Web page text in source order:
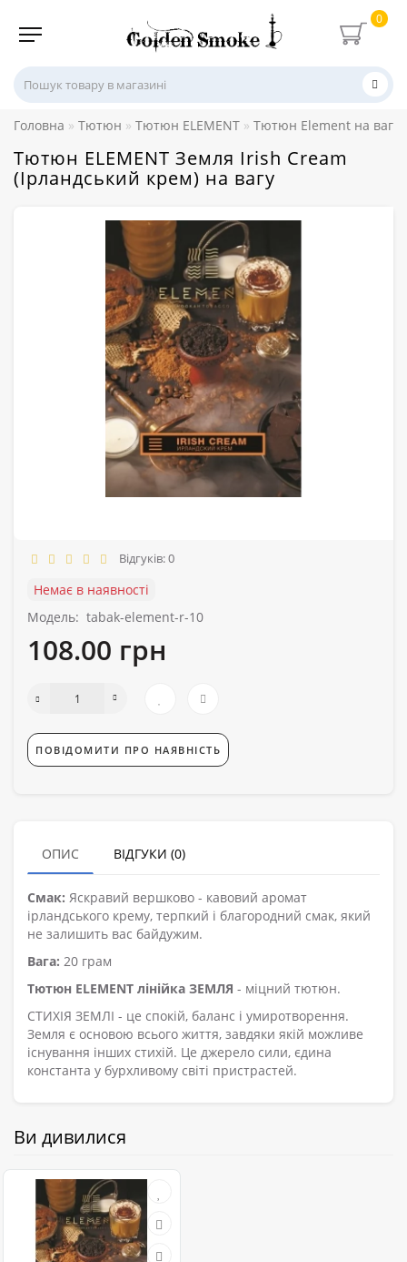
0
Головна Тютюн Тютюн ELEMENT Тютюн Element на вагу
Тютюн ELEMENT Земля Irish Cream
(Ірландський крем) на вагу
Відгуків: 0
Немає в наявності
Модель: tabak-element-r-10
108.00 грн
ПОВІДОМИТИ ПРО НАЯВНІСТЬ
ОПИС ВІДГУКИ (0)
Смак: Яскравий вершково - кавовий аромат
ірландського крему, терпкий і благородний смак, який
не залишить вас байдужим.
Вага: 20 грам
Тютюн ELEMENT лінійка ЗЕМЛЯ - міцний тютюн.
СТИХІЯ ЗЕМЛІ - це спокій, баланс і умиротворення.
Земля є основою всього життя, завдяки якій можливе
існування інших стихій. Це джерело сили, єдина
константа у бурхливому світі пристрастей.
Ви дивилися